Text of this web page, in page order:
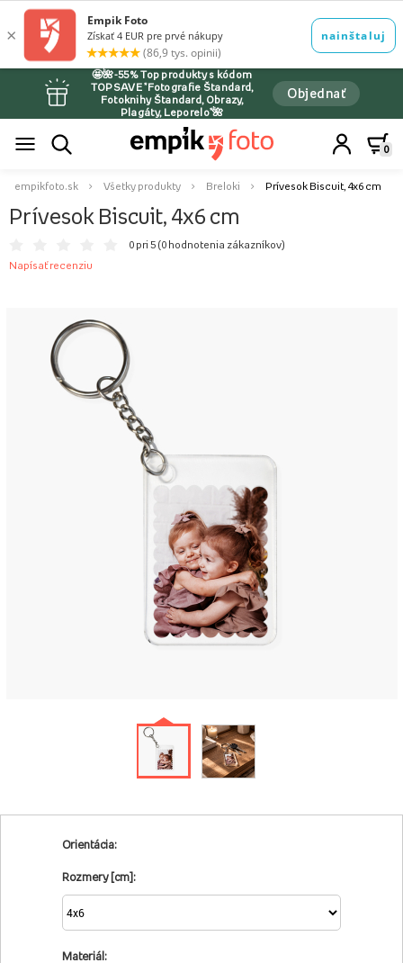
🤩🌺-55% Top produkty s kódom
TOPSAVE *Fotografie Štandard,
Fotoknihy Štandard, Obrazy,
Plagáty, Leporelo*🌺
Objednať
0
empikfoto.sk Všetky produkty Breloki Prívesok Biscuit, 4x6 cm
Prívesok Biscuit, 4x6 cm
0 pri 5 (0 hodnotenia zákazníkov)
Napísať recenziu
Orientácia:
Rozmery [cm]:
Materiál: